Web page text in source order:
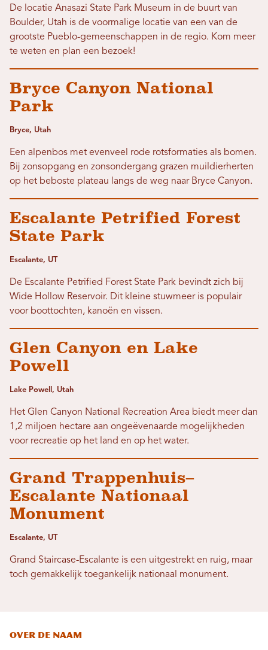
De locatie Anasazi State Park Museum in de buurt van
Boulder, Utah is de voormalige locatie van een van de
grootste Pueblo-gemeenschappen in de regio. Kom meer
te weten en plan een bezoek!
Bryce Canyon National
Park
Bryce, Utah
Een alpenbos met evenveel rode rotsformaties als bomen.
Bij zonsopgang en zonsondergang grazen muildierherten
op het beboste plateau langs de weg naar Bryce Canyon.
Escalante Petrified Forest
State Park
Escalante, UT
De Escalante Petrified Forest State Park bevindt zich bij
Wide Hollow Reservoir. Dit kleine stuwmeer is populair
voor boottochten, kanoën en vissen.
Glen Canyon en Lake
Powell
Lake Powell, Utah
Het Glen Canyon National Recreation Area biedt meer dan
1,2 miljoen hectare aan ongeëvenaarde mogelijkheden
voor recreatie op het land en op het water.
Grand Trappenhuis–
Escalante Nationaal
Monument
Escalante, UT
Grand Staircase-Escalante is een uitgestrekt en ruig, maar
toch gemakkelijk toegankelijk nationaal monument.
Over de naam